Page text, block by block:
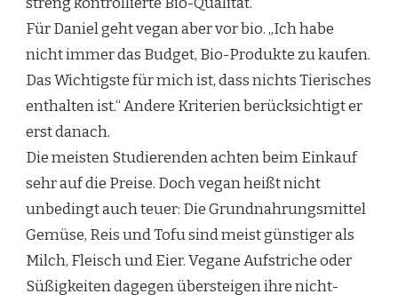
Für Daniel geht vegan aber vor bio. „Ich habe
nicht immer das Budget, Bio-Produkte zu kaufen.
Das Wichtigste für mich ist, dass nichts Tierisches
enthalten ist.“ Andere Kriterien berücksichtigt er
erst danach.
Die meisten Studierenden achten beim Einkauf
sehr auf die Preise. Doch vegan heißt nicht
unbedingt auch teuer: Die Grundnahrungsmittel
Gemüse, Reis und Tofu sind meist günstiger als
Milch, Fleisch und Eier. Vegane Aufstriche oder
Süßigkeiten dagegen übersteigen ihre nicht-